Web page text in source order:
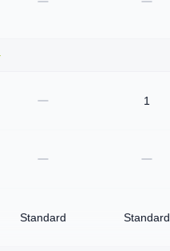
1
Standard Standard